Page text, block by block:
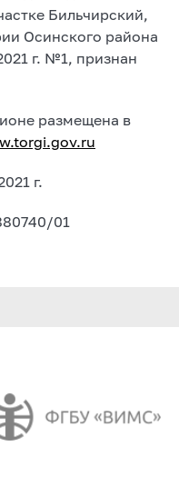
Бильчирский,
Осинского района
г. №1, признан
размещена в
г.
01